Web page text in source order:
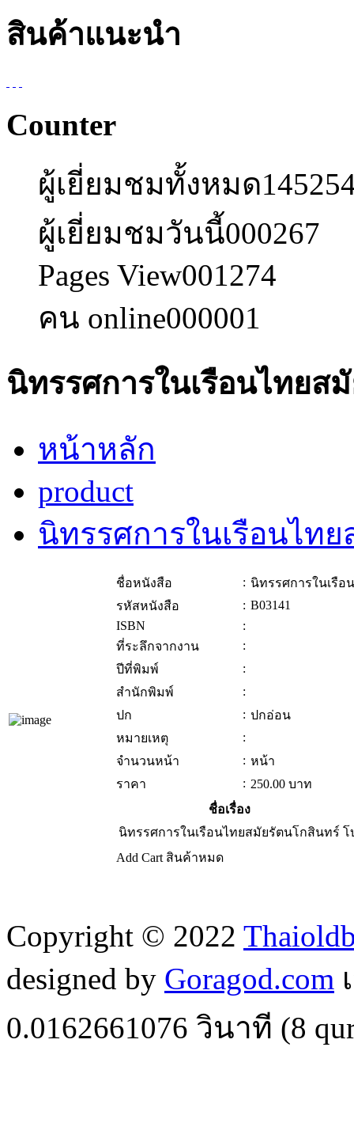
สินค้าแนะนำ
Counter
ผู้เยี่ยมชมทั้งหมด
ผู้เยี่ยมชมวันนี้000267
Pages View001274
คน online000001
นิทรรศการในเรือนไทยส
หน้าหลัก
product
นิทรรศการในเรือนไท
ชื่อหนังสือ : นิทรรศการในเรื
รหัสหนังสือ
: B03141
ISBN
:
ที่ระลึกจากงาน
:
ปีที่พิมพ์
:
สำนักพิมพ์
:
ปก
: ปกอ่อน
หมายเหตุ
:
จำนวนหน้า
: หน้า
ราคา
: 250.00 บาท
ชื่อเรื่อง
นิทรรศการในเรือนไทยสมัยรัตนโกสินทร์ โ
Add Cart สินค้าหมด
Copyright © 2022
designed by Goragod.com
0.0162661076 วินาที (8